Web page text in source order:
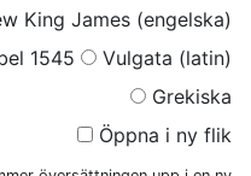
King James (engelska)
1545
Vulgata (latin)
Grekiska
Öppna i ny flik